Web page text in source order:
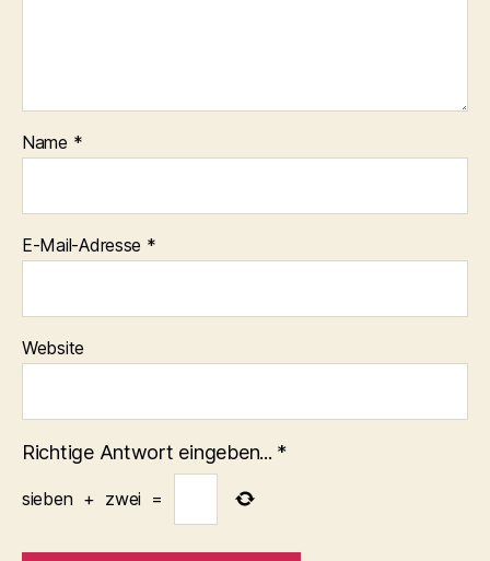
Name *
E-Mail-Adresse *
Website
Richtige Antwort eingeben... *
sieben + zwei =